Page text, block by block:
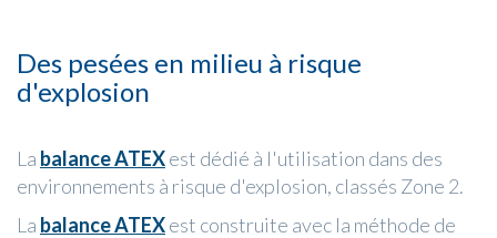
Des pesées en milieu à risque
d'explosion
La balance ATEXest dédié à l'utilisation dans des
environnements à risque d'explosion, classés Zone 2.
La balance ATEXest construite avec la méthode de